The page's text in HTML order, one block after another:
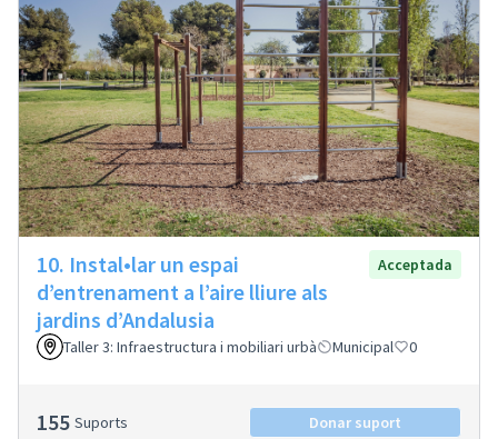
10. Instal•lar un espai
d’entrenament a l’aire lliure als
jardins d’Andalusia
Acceptada
Taller 3: Infraestructura i mobiliari urbà Municipal 0
155 Suports Donar suport